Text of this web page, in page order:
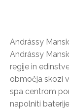
Andrássy
Andrássy
regije in
območja skozi
spa centrom
napolniti